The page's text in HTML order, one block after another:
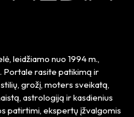
leidžiamo nuo 1994 m.,
Portale rasite patikimą ir
grožį, moters sveikatą,
astrologiją ir kasdienius
patirtimi, ekspertų įžvalgomis